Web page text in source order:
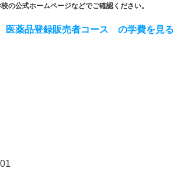
の公式ホームページなどでご確認ください。
医薬品登録販売者コース の学費を見る